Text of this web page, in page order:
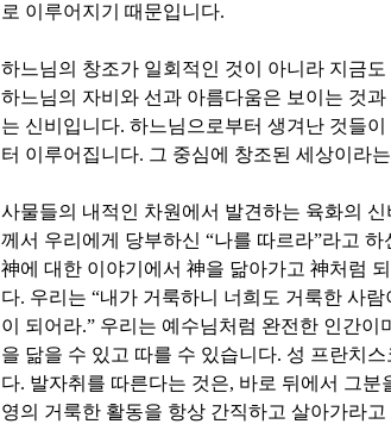
로 이루어지기 때문입니다.
하느님의 창조가 일회적인 것이 아니라 지금
하느님의 자비와 선과 아름다움은 보이는 것
는 신비입니다. 하느님으로부터 생겨난 것들
터 이루어집니다. 그 중심에 창조된 세상이라
사물들의 내적인 차원에서 발견하는 육화의 신
께서 우리에게 당부하신 “나를 따르라”라고 하
神에 대한 이야기에서 神을 닮아가고 神처럼
다. 우리는 “내가 거룩하니 너희도 거룩한 사람
이 되어라.” 우리는 예수님처럼 완전한 인간이
을 닮을 수 있고 따를 수 있습니다. 성 프란치스
다. 발자취를 따른다는 것은, 바로 뒤에서 그분
영의 거룩한 활동을 항상 간직하고 살아가라